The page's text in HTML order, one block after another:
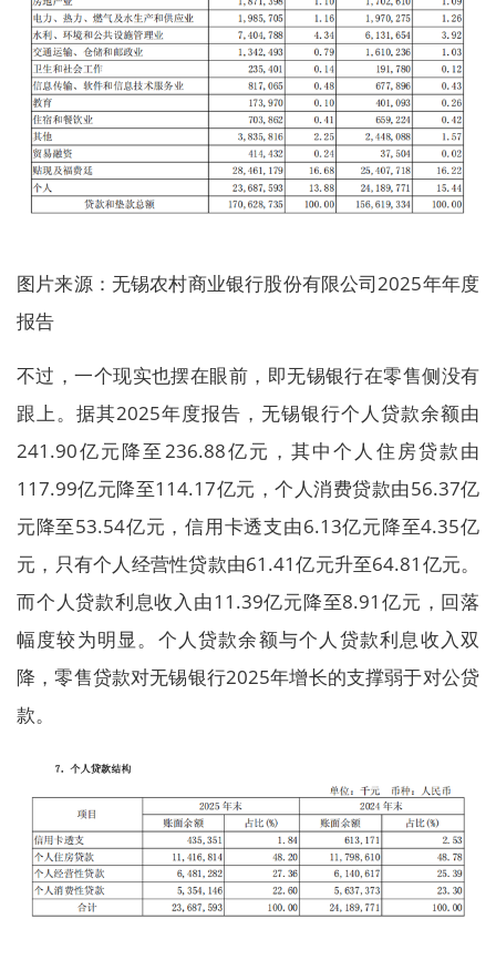
图片来源：无锡农村商业银行股份有限公司2025年年度
报告
不过，一个现实也摆在眼前，即无锡银行在零售侧没有
跟上。据其2025年度报告，无锡银行个人贷款余额由
241.90亿元降至236.88亿元，其中个人住房贷款由
117.99亿元降至114.17亿元，个人消费贷款由56.37亿
元降至53.54亿元，信用卡透支由6.13亿元降至4.35亿
元，只有个人经营性贷款由61.41亿元升至64.81亿元。
而个人贷款利息收入由11.39亿元降至8.91亿元，回落
幅度较为明显。个人贷款余额与个人贷款利息收入双
降，零售贷款对无锡银行2025年增长的支撑弱于对公贷
款。